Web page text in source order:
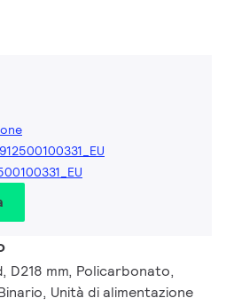
mm, Policarbonato,
Unità di alimentazione